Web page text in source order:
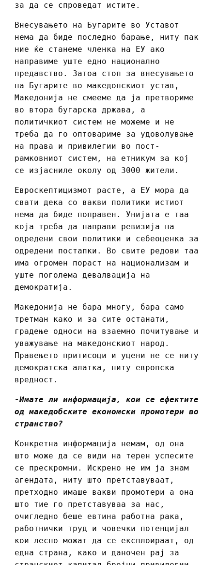
за да се спроведат истите.
Внесувањето на Бугарите во Уставот
нема да биде последно барање, ниту пак
ние ќе станеме членка на ЕУ ако
направиме уште едно национално
предавство. Затоа стоп за внесувањето
на Бугарите во македонскиот устав,
Македонија не смееме да ја претвориме
во втора бугарска држава, а
политичкиот систем не можеме и не
треба да го оптовариме за удоволување
на права и привилегии во пост-
рамковниот систем, на етникум за кој
се изјасниле околу од 3000 жители.
Евроскептицизмот расте, а ЕУ мора да
свати дека со вакви политики истиот
нема да биде поправен. Унијата е таа
која треба да направи ревизија на
одредени свои политики и себеоценка за
одредени постапки. Во свите редови таа
има огромен пораст на национализам и
уште поголема девалвација на
демократија.
Македонија не бара многу, бара само
третман како и за сите останати,
градење односи на взаемно почитување и
уважување на македонскиот народ.
Правењето притисоци и уцени не се ниту
демократска алатка, ниту европска
вредност.
-Имате ли информација, кои се ефектите
од македобските економски промотери во
странство?
Конкретна информација немам, од она
што може да се види на терен успесите
се прескромни. Искрено не им ја знам
агендата, ниту што претставуваат,
претходно имаше вакви промотери а она
што тие го претставуваа за нас,
очигледно беше евтина работна рака,
работнички труд и човечки потенцијал
кои лесно можат да се експлоираат, од
една страна, како и даночен рај за